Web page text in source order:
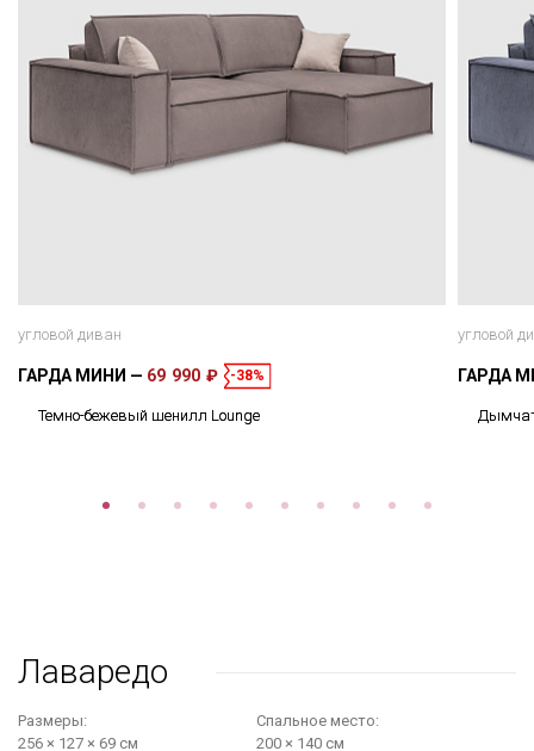
угловой диван
ГАРДА МИНИ 69 990 ₽ -38%
Темно-бежевый шенилл Lounge
угловой
ГАРДА
Лаваредо
Размеры:
256 × 127 × 69 см
Cпальное место:
200 × 140 см